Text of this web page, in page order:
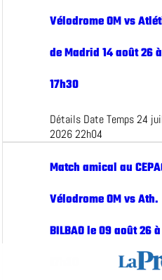
Vélodrome OM vs
de Madrid 14 août 26 à
17h30
Détails Date Temps 24
2026 22h04
Match amical au
Vélodrome OM vs Ath.
BILBAO le 09 août 26 à